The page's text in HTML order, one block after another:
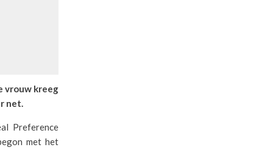
vrouw kreeg
net.
Preference
met het